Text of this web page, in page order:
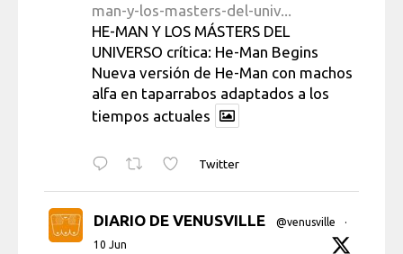
man-y-los-masters-del-univ...
HE-MAN Y LOS MÁSTERS DEL
UNIVERSO crítica: He-Man Begins
Nueva versión de He-Man con machos
alfa en taparrabos adaptados a los
tiempos actuales
Twitter
DIARIO DE VENUSVILLE @venusville
·
10 Jun